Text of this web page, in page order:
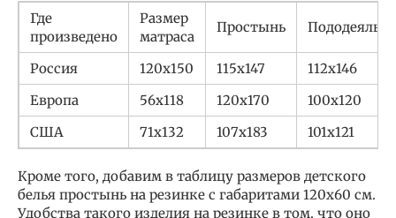
Где
произведено
Размер
матраса
Простынь
Россия 120х150 115х147
112х146
Европа
56х118 120х170
100х120
США
71х132 107х183 101х121
Кроме того, добавим в таблицу размеров детского
белья простынь на резинке с габаритами 120х60 см.
Удобства такого изделия на резинке в том, что оно